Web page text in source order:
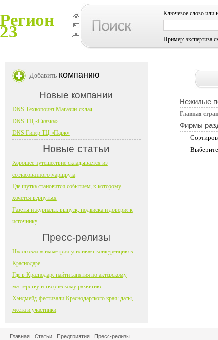
Регион
23
Ключевое слово или
Пример: экспертиза
Нежилые
Главная
Фирмы
Добавить компанию
Новые компании
DNS Технопоинт Магазин-склад
DNS ТЦ «Сказка»
DNS Гипер ТЦ «Парк»
Новые статьи
Хорошее путешествие складывается из
согласованного маршрута
Где шутка становится событием, к которому
хочется вернуться
Газеты и журналы: выпуск, подписка и доверие к
источнику
Пресс-релизы
Налоговая асимметрия усиливает конкуренцию в
Краснодаре
Где в Краснодаре найти занятия по актёрскому
мастерству и творческому развитию
Хэндмейд-фестивали Краснодарского края: даты,
места и участники
Главная Статьи Предприятия Пресс-релизы